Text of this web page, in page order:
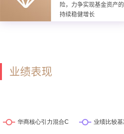
险，力争实现基金资产的
持续稳健增长
业绩表现